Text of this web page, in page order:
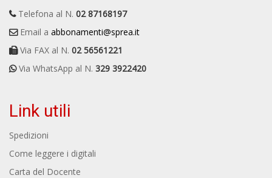
Telefona al N. 02 87168197
Email a abbonamenti@sprea.it
Via FAX al N. 02 56561221
Via WhatsApp al N. 329 3922420
Link utili
Spedizioni
Come leggere i digitali
Carta del Docente